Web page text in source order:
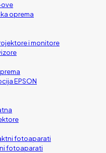
ove
oprema
i monitore
EPSON
fotoaparati
fotoaparati